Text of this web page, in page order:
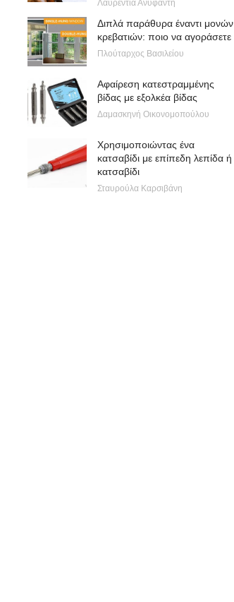
Λαυρεντία Ανυφαντή
Διπλά παράθυρα έναντι μονών
κρεβατιών: ποιο να αγοράσετε
Πλούταρχος Βασιλείου
Αφαίρεση κατεστραμμένης
βίδας με εξολκέα βίδας
Δαμασκηνή Οικονομοπούλου
Χρησιμοποιώντας ένα
κατσαβίδι με επίπεδη λεπίδα ή
κατσαβίδι
Σταυρούλα Καρσιβάνη